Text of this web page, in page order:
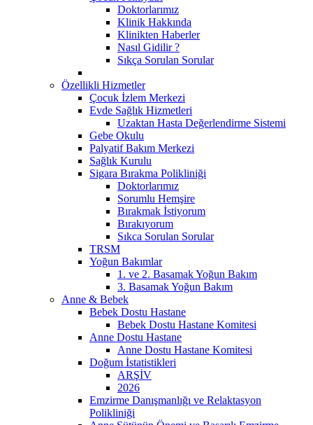
Doktorlarımız
Klinik Hakkında
Klinikten Haberler
Nasıl Gidilir ?
Sıkça Sorulan Sorular
Özellikli Hizmetler
Çocuk İzlem Merkezi
Evde Sağlık Hizmetleri
Uzaktan Hasta Değerlendirme Sistemi
Gebe Okulu
Palyatif Bakım Merkezi
Sağlık Kurulu
Sigara Bırakma Polikliniği
Doktorlarımız
Sorumlu Hemşire
Bırakmak İstiyorum
Bırakıyorum
Sıkca Sorulan Sorular
TRSM
Yoğun Bakımlar
1. ve 2. Basamak Yoğun Bakım
3. Basamak Yoğun Bakım
Anne & Bebek
Bebek Dostu Hastane
Bebek Dostu Hastane Komitesi
Anne Dostu Hastane
Anne Dostu Hastane Komitesi
Doğum İstatistikleri
ARŞİV
2026
Emzirme Danışmanlığı ve Relaktasyon
Polikliniği